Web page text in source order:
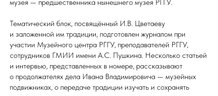
музея — предшественника нынешнего музея РГГУ.
Тематический блок, посвящённый И.В. Цветаеву
и заложенной им традиции, подготовлен журналом при
участии Музейного центра РГГУ, преподавателей РГГУ,
сотрудников ГМИИ имени А.С. Пушкина. Несколько статьей
и интервью, представленных в номере, рассказывают
о продолжателях дела Ивана Владимировича — музейных
подвижниках, о передаче традиции изучать и сохранять